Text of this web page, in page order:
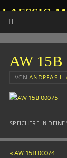
LAESSIG-
AW 15B
VON ANDREAS
SPEICHERE IN
«AW 15B 00074